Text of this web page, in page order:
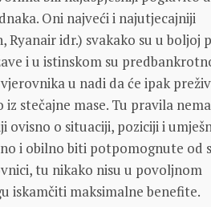
Oni najveći i najutjecajniji
idr.) svakako su u boljoj
i u istinskom su
u nadi da će ipak
stečajne mase. Tu pravila
ovisno o situaciji, poziciji i
i obilno biti potpomognute od
tu nikako nisu u povoljnom
iskamčiti maksimalne benefite.